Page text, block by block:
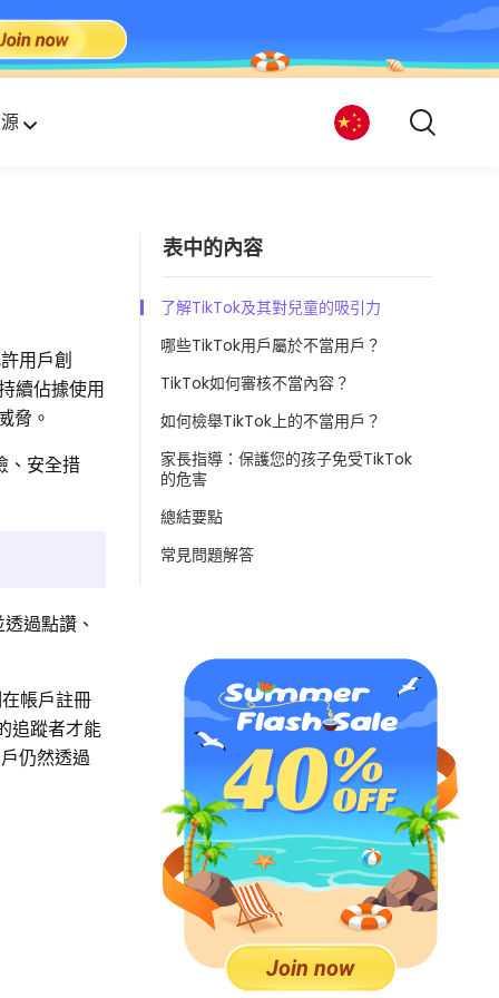
用戶創
續佔據使用
脅。
、安全措
過點讚、
帳戶註冊
追蹤者才能
仍然透過
表中的內容
了解TikTok及其對兒童的吸引力
哪些TikTok用戶屬於不當用戶？
TikTok如何審核不當內容？
如何檢舉TikTok上的不當用戶？
家長指導：保護您的孩子免受TikTok
的危害
總結要點
常見問題解答